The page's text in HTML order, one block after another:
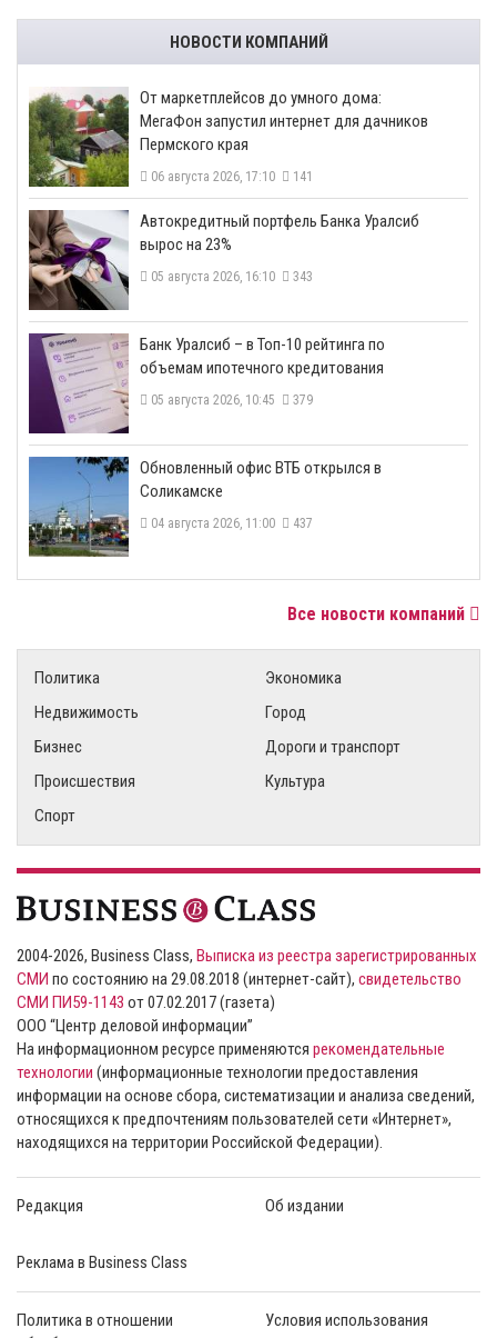
НОВОСТИ КОМПАНИЙ
От маркетплейсов до умного дома:
МегаФон запустил интернет для дачников
Пермского края
06 августа 2026, 17:10 141
​Автокредитный портфель Банка Уралсиб
вырос на 23%
05 августа 2026, 16:10 343
​Банк Уралсиб – в Топ-10 рейтинга по
объемам ипотечного кредитования
05 августа 2026, 10:45 379
​Обновленный офис ВТБ открылся в
Соликамске
04 августа 2026, 11:00 437
Все новости компаний
Политика
Экономика
Недвижимость
Город
Бизнес
Дороги и транспорт
Происшествия
Культура
Спорт
2004-2026, Business Class, Выписка из реестра зарегистрированных
СМИ по состоянию на 29.08.2018 (интернет-сайт), свидетельство
СМИ ПИ59-1143 от 07.02.2017 (газета)
ООО “Центр деловой информации”
На информационном ресурсе применяются рекомендательные
технологии (информационные технологии предоставления
информации на основе сбора, систематизации и анализа сведений,
относящихся к предпочтениям пользователей сети «Интернет»,
находящихся на территории Российской Федерации).
Редакция Об издании
Реклама в Business Class
Политика в отношении
Условия использования